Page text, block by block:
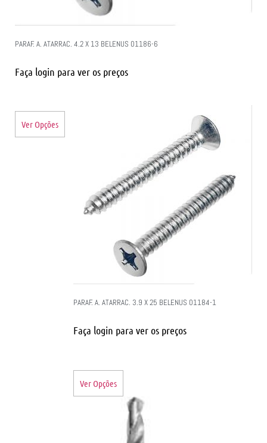
PARAF. A. ATARRAC. 4.2 X 13 BELENUS 01186-6
Faça login para ver os preços
Ver Opções
PARAF. A. ATARRAC. 3.9 X 25 BELENUS 01184-1
Faça login para ver os preços
Ver Opções